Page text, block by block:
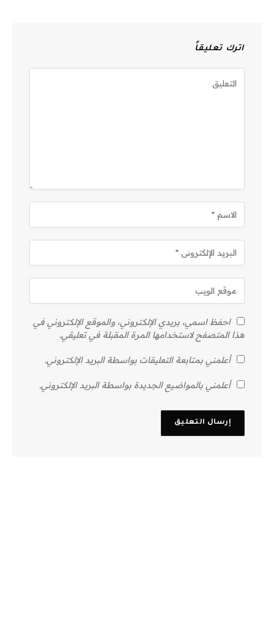
اترك تعليقاً
احفظ اسمي، بريدي الإلكتروني، والموقع الإلكتروني في
هذا المتصفح لاستخدامها المرة المقبلة في تعليقي.
أعلمني بمتابعة التعليقات بواسطة البريد الإلكتروني.
أعلمني بالمواضيع الجديدة بواسطة البريد الإلكتروني.